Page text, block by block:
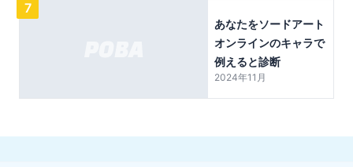
7
あなたをソードアート
オンラインのキャラで
例えると診断
2024年11月